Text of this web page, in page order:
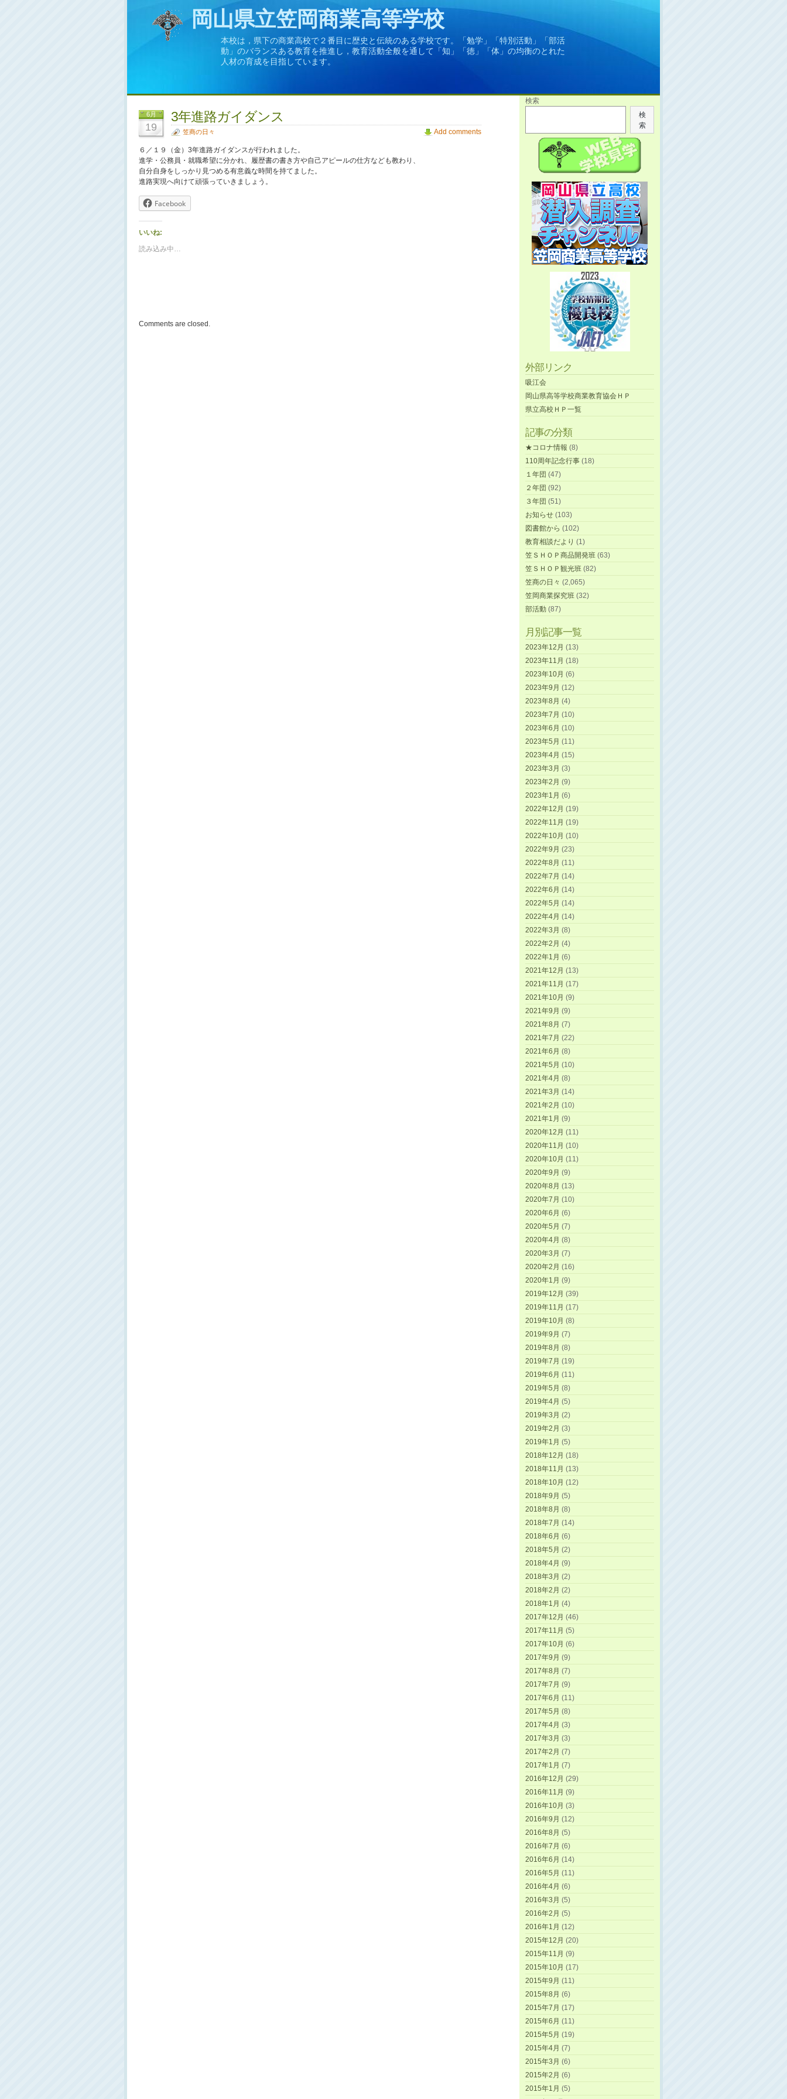
岡山県立笠岡商業高等学校
本校は，県下の商業高校で２番目に歴史と伝統のある学校です。「勉学」「特別活動」「部活
動」のバランスある教育を推進し，教育活動全般を通して「知」「徳」「体」の均衡のとれた
人材の育成を目指しています。
6月
19
3年進路ガイダンス
笠商の日々 Add comments
６／１９（金）3年進路ガイダンスが行われました。
進学・公務員・就職希望に分かれ、履歴書の書き方や自己アピールの仕方なども教わり、
自分自身をしっかり見つめる有意義な時間を持てました。
進路実現へ向けて頑張っていきましょう。
Facebook
いいね:
読み込み中…
Comments are closed.
検索
検
索
外部リンク
吸江会
岡山県高等学校商業教育協会ＨＰ
県立高校ＨＰ一覧
記事の分類
★コロナ情報 (8)
110周年記念行事 (18)
１年団 (47)
２年団 (92)
３年団 (51)
お知らせ (103)
図書館から (102)
教育相談だより (1)
笠ＳＨＯＰ商品開発班 (63)
笠ＳＨＯＰ観光班 (82)
笠商の日々 (2,065)
笠岡商業探究班 (32)
部活動 (87)
月別記事一覧
2023年12月 (13)
2023年11月 (18)
2023年10月 (6)
2023年9月 (12)
2023年8月 (4)
2023年7月 (10)
2023年6月 (10)
2023年5月 (11)
2023年4月 (15)
2023年3月 (3)
2023年2月 (9)
2023年1月 (6)
2022年12月 (19)
2022年11月 (19)
2022年10月 (10)
2022年9月 (23)
2022年8月 (11)
2022年7月 (14)
2022年6月 (14)
2022年5月 (14)
2022年4月 (14)
2022年3月 (8)
2022年2月 (4)
2022年1月 (6)
2021年12月 (13)
2021年11月 (17)
2021年10月 (9)
2021年9月 (9)
2021年8月 (7)
2021年7月 (22)
2021年6月 (8)
2021年5月 (10)
2021年4月 (8)
2021年3月 (14)
2021年2月 (10)
2021年1月 (9)
2020年12月 (11)
2020年11月 (10)
2020年10月 (11)
2020年9月 (9)
2020年8月 (13)
2020年7月 (10)
2020年6月 (6)
2020年5月 (7)
2020年4月 (8)
2020年3月 (7)
2020年2月 (16)
2020年1月 (9)
2019年12月 (39)
2019年11月 (17)
2019年10月 (8)
2019年9月 (7)
2019年8月 (8)
2019年7月 (19)
2019年6月 (11)
2019年5月 (8)
2019年4月 (5)
2019年3月 (2)
2019年2月 (3)
2019年1月 (5)
2018年12月 (18)
2018年11月 (13)
2018年10月 (12)
2018年9月 (5)
2018年8月 (8)
2018年7月 (14)
2018年6月 (6)
2018年5月 (2)
2018年4月 (9)
2018年3月 (2)
2018年2月 (2)
2018年1月 (4)
2017年12月 (46)
2017年11月 (5)
2017年10月 (6)
2017年9月 (9)
2017年8月 (7)
2017年7月 (9)
2017年6月 (11)
2017年5月 (8)
2017年4月 (3)
2017年3月 (3)
2017年2月 (7)
2017年1月 (7)
2016年12月 (29)
2016年11月 (9)
2016年10月 (3)
2016年9月 (12)
2016年8月 (5)
2016年7月 (6)
2016年6月 (14)
2016年5月 (11)
2016年4月 (6)
2016年3月 (5)
2016年2月 (5)
2016年1月 (12)
2015年12月 (20)
2015年11月 (9)
2015年10月 (17)
2015年9月 (11)
2015年8月 (6)
2015年7月 (17)
2015年6月 (11)
2015年5月 (19)
2015年4月 (7)
2015年3月 (6)
2015年2月 (6)
2015年1月 (5)